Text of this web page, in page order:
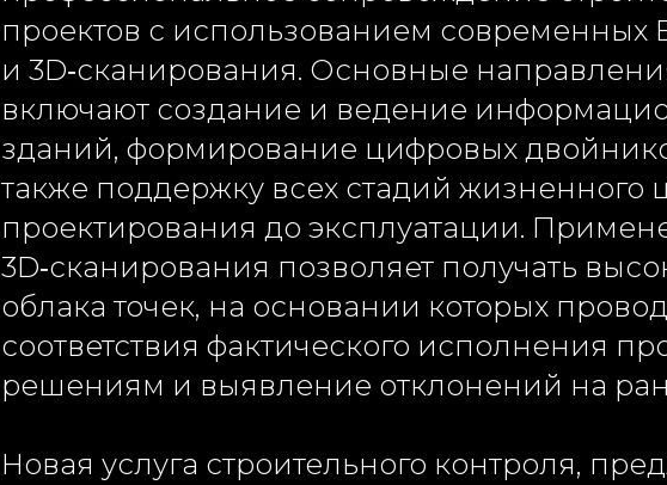
проектов с использованием современных
и 3D‑сканирования. Основные
включают создание и ведение
зданий, формирование цифровых
также поддержку всех стадий жизненного
проектирования до эксплуатации.
3D‑сканирования позволяет получать
облака точек, на основании которых
соответствия фактического исполнения
решениям и выявление отклонений на
Новая услуга строительного контроля,